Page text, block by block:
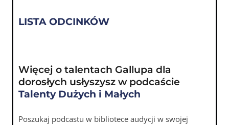
LISTA ODCINKÓW
Więcej o talentach Gallupa dla
dorosłych usłyszysz w podcaście
Talenty Dużych i Małych
Poszukaj podcastu w bibliotece audycji w swojej